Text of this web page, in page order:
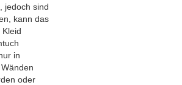
jedoch sind
kann das
in
oder